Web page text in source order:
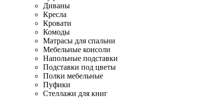
Диваны
Кресла
Кровати
Комоды
Матрасы для спальни
Мебельные консоли
Напольные подставки
Подставки под цветы
Полки мебельные
Пуфики
Стеллажи для книг